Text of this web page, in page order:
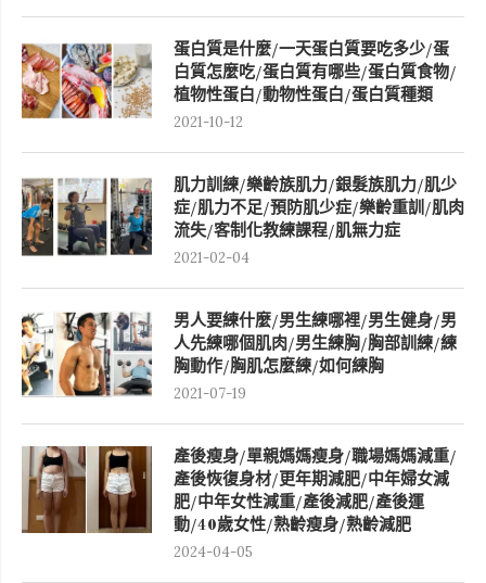
蛋白質是什麼/一天蛋白質要吃多少/蛋
白質怎麼吃/蛋白質有哪些/蛋白質食物/
植物性蛋白/動物性蛋白/蛋白質種類
2021-10-12
肌力訓練/樂齡族肌力/銀髮族肌力/肌少
症/肌力不足/預防肌少症/樂齡重訓/肌肉
流失/客制化教練課程/肌無力症
2021-02-04
男人要練什麼/男生練哪裡/男生健身/男
人先練哪個肌肉/男生練胸/胸部訓練/練
胸動作/胸肌怎麼練/如何練胸
2021-07-19
產後瘦身/單親媽媽瘦身/職場媽媽減重/
產後恢復身材/更年期減肥/中年婦女減
肥/中年女性減重/產後減肥/產後運
動/40歲女性/熟齡瘦身/熟齡減肥
2024-04-05